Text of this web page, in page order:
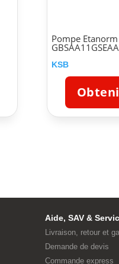
Pompe
KSB
Aide, SAV &
Livraison, retour et
Demande de devis
Commande express